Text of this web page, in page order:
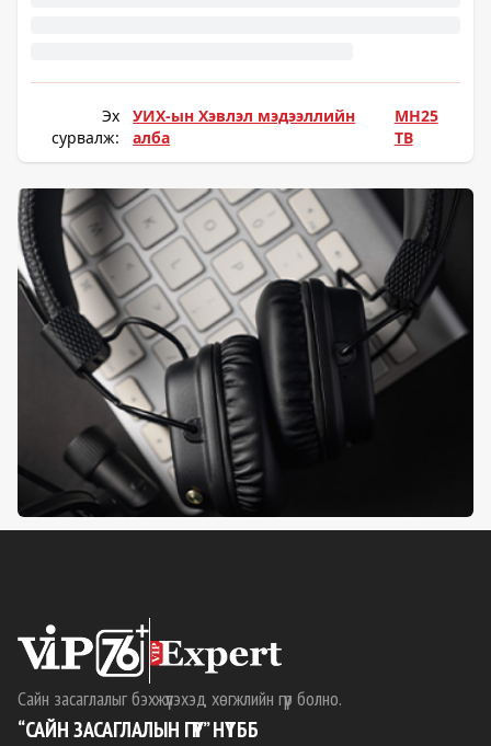
Эх
сурвалж:
УИХ-ын Хэвлэл мэдээллийн
алба
МН25
ТВ
Сайн засаглалыг бэхжүүлэхэд хөгжлийн гүүр болно.
“САЙН ЗАСАГЛАЛЫН ГҮҮР” НҮТББ